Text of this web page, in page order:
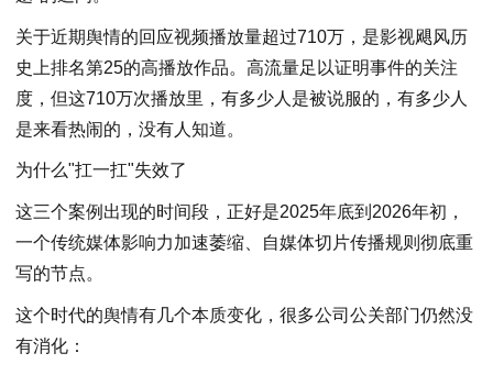
关于近期舆情的回应视频播放量超过710万，是影视飓风历
史上排名第25的高播放作品。高流量足以证明事件的关注
度，但这710万次播放里，有多少人是被说服的，有多少人
是来看热闹的，没有人知道。
为什么"扛一扛"失效了
这三个案例出现的时间段，正好是2025年底到2026年初，
一个传统媒体影响力加速萎缩、自媒体切片传播规则彻底重
写的节点。
这个时代的舆情有几个本质变化，很多公司公关部门仍然没
有消化：